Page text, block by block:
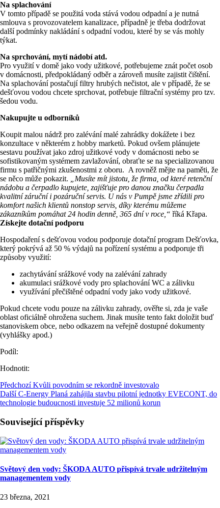
Na splachování
V tomto případě se použitá voda stává vodou odpadní a je nutná
smlouva s provozovatelem kanalizace, případně je třeba dodržovat
další podmínky nakládání s odpadní vodou, které by se vás mohly
týkat.
Na sprchování, mytí nádobí atd.
Pro využití v domě jako vody užitkové, potřebujeme znát počet osob
v domácnosti, předpokládaný odběr a zároveň musíte zajistit čištění.
Na splachování postačují filtry hrubých nečistot, ale v případě, že se
dešťovou vodou chcete sprchovat, potřebuje filtrační systémy pro tzv.
šedou vodu.
Nakupujte u odborníků
Koupit malou nádrž pro zalévání malé zahrádky dokážete i bez
konzultace v některém z hobby marketů. Pokud ovšem plánujete
sestavu používat jako zdroj užitkové vody v domácnosti nebo se
sofistikovaným systémem zavlažování, obraťte se na specializovanou
firmu s patřičnými zkušenostmi z oboru. A rovněž mějte na paměti, že
se něco může pokazit.
„Musíte mít jistotu, že firma, od které retenční
nádobu a čerpadlo kupujete, zajišťuje pro danou značku čerpadla
kvalitní záruční i pozáruční servis. U nás v Pumpě jsme zřídili pro
komfort našich klientů nonstop servis, díky kterému můžeme
zákazníkům pomáhat 24 hodin denně, 365 dní v roce,“ říká Křapa.
Získejte dotační podporu
Hospodaření s dešťovou vodou podporuje dotační program Dešťovka,
který pokrývá až 50 % výdajů na pořízení systému a podporuje tři
způsoby využití:
zachytávání srážkové vody na zalévání zahrady
akumulaci srážkové vody pro splachování WC a zálivku
využívání přečištěné odpadní vody jako vody užitkové.
Pokud chcete vodu pouze na zálivku zahrady, ověřte si, zda je vaše
oblast oficiálně ohrožena suchem. Jinak musíte tento fakt doložit buď
stanoviskem obce, nebo odkazem na veřejně dostupné dokumenty
(vyhlášky apod.)
Podíl:
Hodnotit:
Předchozí Kvůli povodním se rekordně investovalo
Další C-Energy Planá zahájila stavbu pilotní jednotky EVECONT, do
technologie budoucnosti investuje 52 milionů korun
Související příspěvky
Světový den vody: ŠKODA AUTO přispívá trvale udržitelným
managementem vody
23 března, 2021